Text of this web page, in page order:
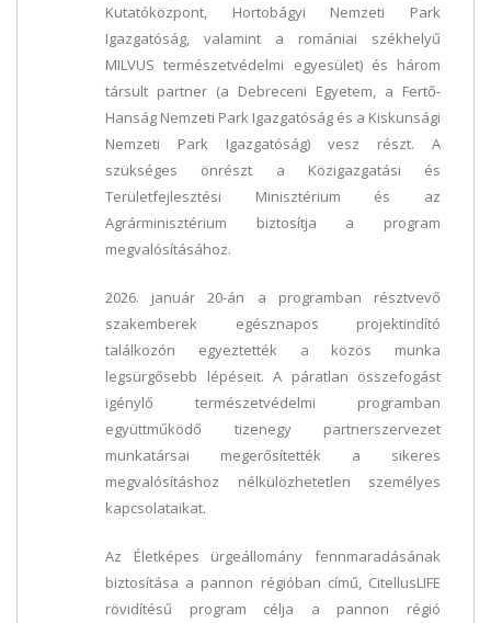
Kutatóközpont, Hortobágyi Nemzeti Park
Igazgatóság, valamint a romániai székhelyű
MILVUS természetvédelmi egyesület) és három
társult partner (a Debreceni Egyetem, a Fertő-
Hanság Nemzeti Park Igazgatóság és a Kiskunsági
Nemzeti Park Igazgatóság) vesz részt. A
szükséges önrészt a Közigazgatási és
Területfejlesztési Minisztérium és az
Agrárminisztérium biztosítja a program
megvalósításához.
2026. január 20-án a programban résztvevő
szakemberek egésznapos projektindító
találkozón egyeztették a közös munka
legsürgősebb lépéseit. A páratlan összefogást
igénylő természetvédelmi programban
együttműködő tizenegy partnerszervezet
munkatársai megerősítették a sikeres
megvalósításhoz nélkülözhetetlen személyes
kapcsolataikat.
Az Életképes ürgeállomány fennmaradásának
biztosítása a pannon régióban című, CitellusLIFE
rövidítésű program célja a pannon régió